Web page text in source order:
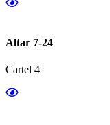
Altar 7-24
Cartel 4